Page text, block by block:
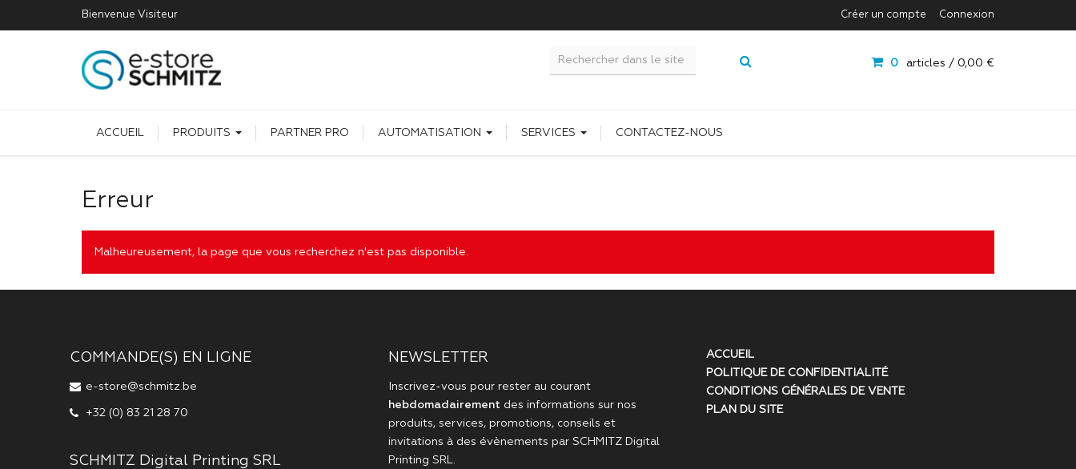
Bienvenue Visiteur Créer un compte Connexion
0 articles / 0,00 €
ACCUEIL PRODUITS PARTNER PRO AUTOMATISATION SERVICES CONTACTEZ-NOUS
Erreur
Malheureusement, la page que vous recherchez n'est pas disponible.
COMMANDE(S) EN LIGNE
e-store@schmitz.be
+32 (0) 83 21 28 70
SCHMITZ Digital Printing SRL
NEWSLETTER
Inscrivez-vous pour rester au courant
hebdomadairement des informations sur nos
produits, services, promotions, conseils et
invitations à des évènements par SCHMITZ Digital
Printing SRL
ACCUEIL
POLITIQUE DE CONFIDENTIALITÉ
CONDITIONS GÉNÉRALES DE VENTE
PLAN DU SITE